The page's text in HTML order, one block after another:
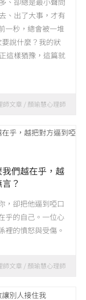
、出了大事，才有
一秒，總會被一堆
說什麼？我的狀
這樣猶豫，這篇就
師文章 / 顏瑜慧心理師
們越在乎，越
？
，卻把他逼到啞口
乎的自己。一位心
裡的憤怒與受傷。
師文章 / 顏瑜慧心理師